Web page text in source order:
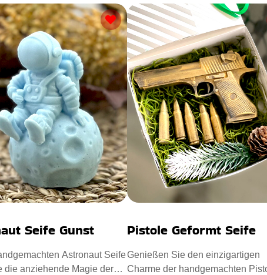
Seife Gunst
Astronaut Seife
die anziehende Magie der
Pistole Geformt Seife
Genießen Sie den einzigartigen
Charme der handgemachten